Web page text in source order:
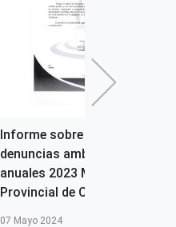
Informe sobre reporte de
denuncias ambiental es
anuales 2023 Municipalidad
Provincial de Cajabamba
07 Mayo 2024